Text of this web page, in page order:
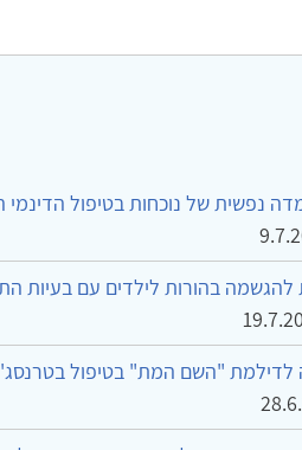
נפשית של נוכחות בטיפול
בהורות לילדים עם בעיות